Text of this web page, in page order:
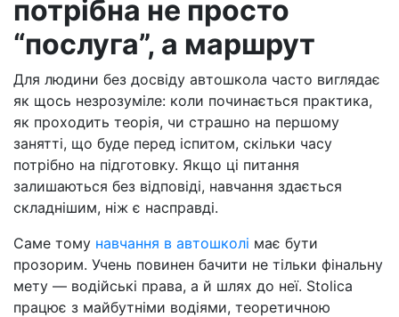
потрібна не просто
“послуга”, а маршрут
Для людини без досвіду автошкола часто виглядає
як щось незрозуміле: коли починається практика,
як проходить теорія, чи страшно на першому
занятті, що буде перед іспитом, скільки часу
потрібно на підготовку. Якщо ці питання
залишаються без відповіді, навчання здається
складнішим, ніж є насправді.
Саме тому навчання в автошколі має бути
прозорим. Учень повинен бачити не тільки фінальну
мету — водійські права, а й шлях до неї. Stolica
працює з майбутніми водіями, теоретичною